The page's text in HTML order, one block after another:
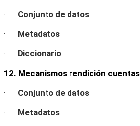
· Conjunto de datos
· Metadatos
· Diccionario
12. Mecanismos rendición cuentas
· Conjunto de datos
· Metadatos